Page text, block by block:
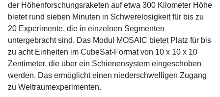
der Höhenforschungsraketen auf etwa 300 Kilometer Höhe
bietet rund sieben Minuten in Schwerelosigkeit für bis zu
20 Experimente, die in einzelnen Segmenten
untergebracht sind. Das Modul MOSAIC bietet Platz für bis
zu acht Einheiten im CubeSat-Format von 10 x 10 x 10
Zentimeter, die über ein Schienensystem eingeschoben
werden. Das ermöglicht einen niederschwelligen Zugang
zu Weltraumexperimenten.